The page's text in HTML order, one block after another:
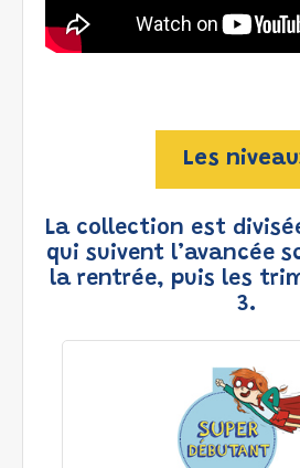
Les
La collection est
qui suivent l’avancée
la rentrée, puis les
3.